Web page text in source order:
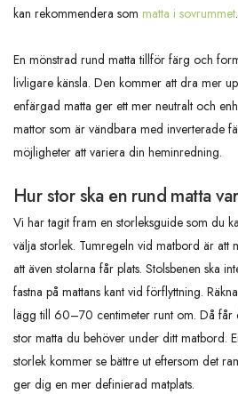
kan rekommendera som matta i sovrummet.
En mönstrad rund matta tillför färg och
livligare känsla. Den kommer att dra mer
enfärgad matta ger ett mer neutralt och
mattor som är vändbara med inverterade
möjligheter att variera din heminredning.
Hur stor ska en rund matta
Vi har tagit fram en storleksguide som du
välja storlek. Tumregeln vid matbord är att
att även stolarna får plats. Stolsbenen ska
fastna på mattans kant vid förflyttning.
lägg till 60–70 centimeter runt om. Då får
stor matta du behöver under ditt matbord.
storlek kommer se bättre ut eftersom det
ger dig en mer definierad matplats.